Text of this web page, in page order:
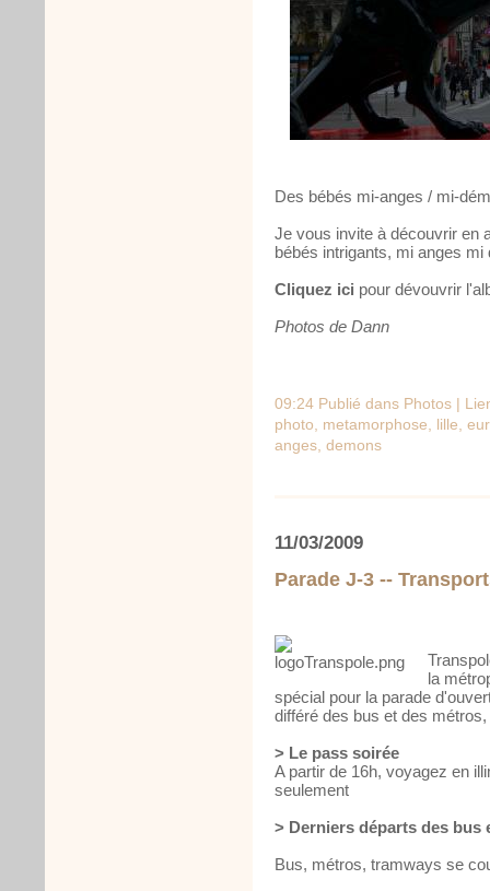
Des bébés mi-anges / mi-
Je vous invite à découvrir en
bébés intrigants, mi anges mi
Cliquez ici pour dévouvrir
Photos de Dann
09:24 Publié dans Photos
photo, metamorphose, lille,
anges, demons
11/03/2009
Parade J-3 --
la
spécial pour la parade
différé des bus et des
> Le pass soirée
A partir de 16h, voyagez en
seulement
> Derniers départs des bus
Bus, métros, tramways se